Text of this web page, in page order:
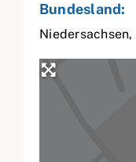
Bundesland:
Niedersachsen,